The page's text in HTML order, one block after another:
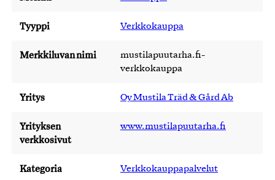
Tyyppi Verkkokauppa
Merkkiluvan nimi
mustilapuutarha.fi-
verkkokauppa
Yritys Oy Mustila Träd & Gård Ab
Yrityksen
verkkosivut
www.mustilapuutarha.fi
Kategoria Verkkokauppapalvelut